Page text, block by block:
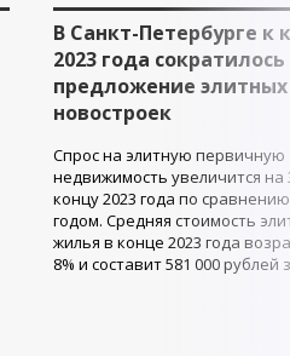
В Санкт-Петербурге к
2023 года сократилось
предложение элитных
новостроек
Спрос на элитную первичную
недвижимость увеличится на
концу 2023 года по сравнению
годом. Средняя стоимость
жилья в конце 2023 года
8% и составит 581 000 рублей